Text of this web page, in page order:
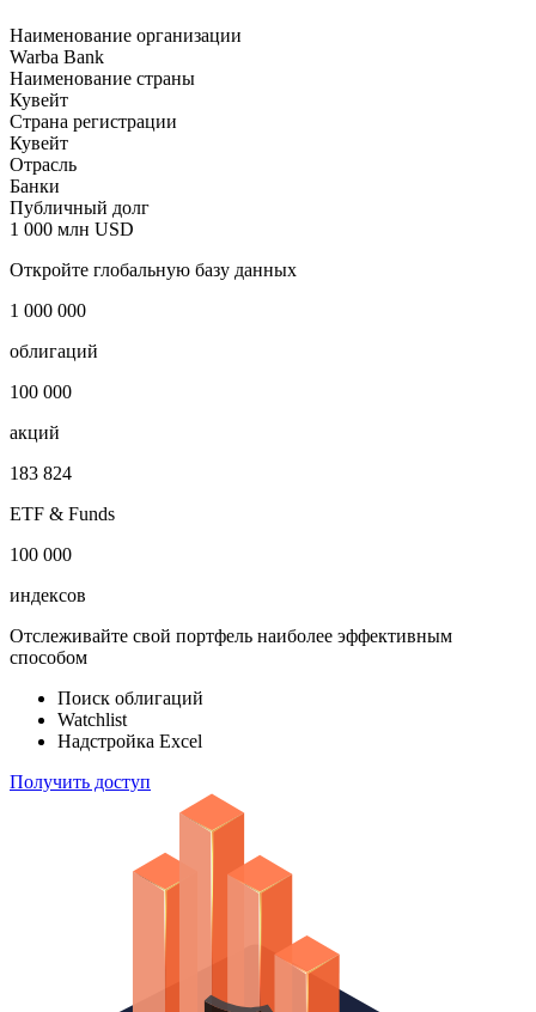
Наименование организации
Warba Bank
Наименование страны
Кувейт
Страна регистрации
Кувейт
Отрасль
Банки
Публичный долг
1 000 млн USD
Откройте глобальную базу данных
1 000 000
облигаций
100 000
акций
183 824
ETF & Funds
100 000
индексов
Отслеживайте свой портфель наиболее эффективным
способом
Поиск облигаций
Watchlist
Надстройка Excel
Получить доступ